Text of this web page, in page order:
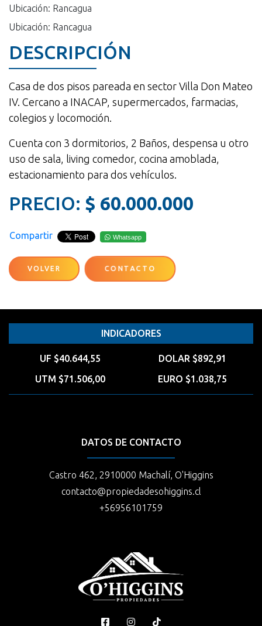
Ubicación: Rancagua
Ubicación: Rancagua
DESCRIPCIÓN
Casa de dos pisos pareada en sector Villa Don Mateo
IV. Cercano a INACAP, supermercados, farmacias,
colegios y locomoción.
Cuenta con 3 dormitorios, 2 Baños, despensa u otro
uso de sala, living comedor, cocina amoblada,
estacionamiento para dos vehículos.
PRECIO: $ 60.000.000
Compartir Whatsapp
VOLVER CONTACTO
INDICADORES
UF $40.644,55
DOLAR $892,91
UTM $71.506,00
EURO $1.038,75
DATOS DE CONTACTO
Castro 462, 2910000 Machalí, O'Higgins
contacto@propiedadesohiggins.cl
+56956101759